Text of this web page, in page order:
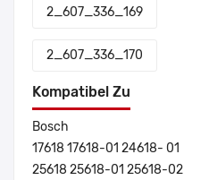
2_607_336_169
2_607_336_170
Kompatibel Zu
Bosch
17618 17618-01 24618- 01
25618 25618-01 25618-02